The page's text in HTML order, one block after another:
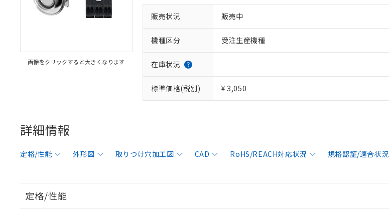
画像をクリックすると大きくなります
販売状況 販売中
機種区分 受注生産機種
在庫状況
標準価格(税別) ¥ 3,050
詳細情報
定格/性能 外形図 取りつけ穴加工図 CAD RoHS/REACH対応状況 規格認証/適合状況
定格/性能